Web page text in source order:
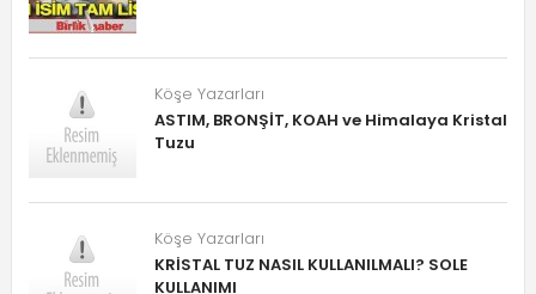
Köşe Yazarları
ASTIM, BRONŞİT, KOAH ve Himalaya Kristal
Tuzu
Köşe Yazarları
KRİSTAL TUZ NASIL KULLANILMALI? SOLE
KULLANIMI